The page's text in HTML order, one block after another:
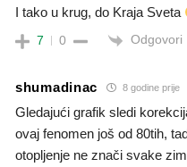
I tako u krug, do Kraja Sveta
7 0 Odgovori
shumadinac 8 godine prije
Gledajući grafik sledi
ovaj fenomen još od 80tih,
otopljenje ne znači svake